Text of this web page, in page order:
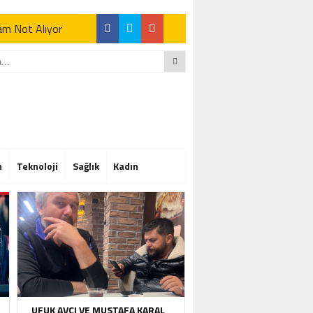
Not Alıyor
Not Alıyor
Teknoloji Sağlık Kadın
UFUK AVCI VE MUSTAFA KARAL